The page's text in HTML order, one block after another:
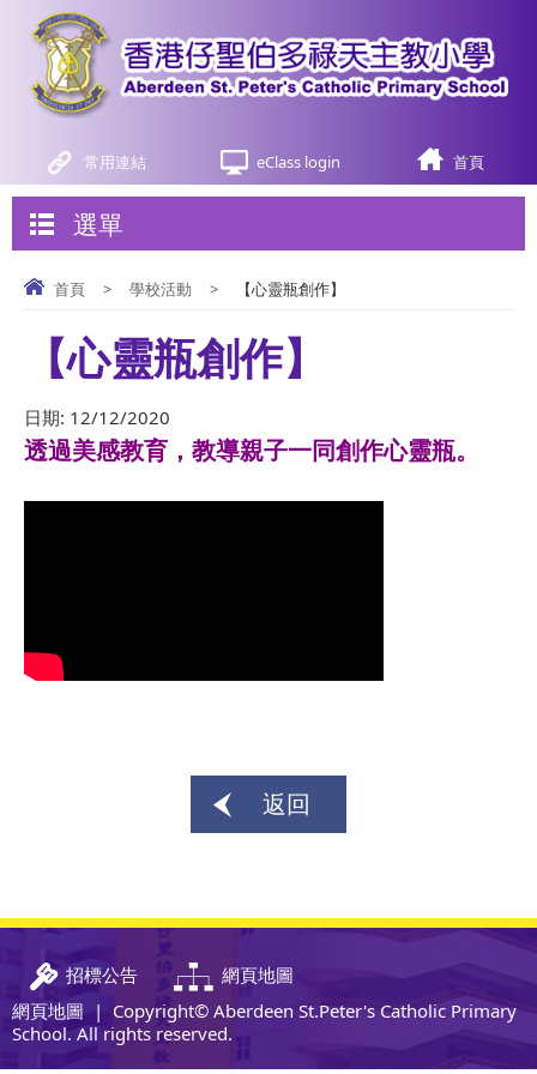
常用連結 eClass login 首頁
選單
首頁 > 學校活動 > 【心靈瓶創作】
【心靈瓶創作】
日期: 12/12/2020
透過美感教育，教導親子一同創作心靈瓶。
返回
招標公告
網頁地圖
網頁地圖 | Copyright© Aberdeen St.Peter's Catholic Primary
School. All rights reserved.